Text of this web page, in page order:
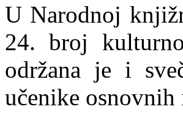
U Narodnoj
24. broj
održana je i
učenike